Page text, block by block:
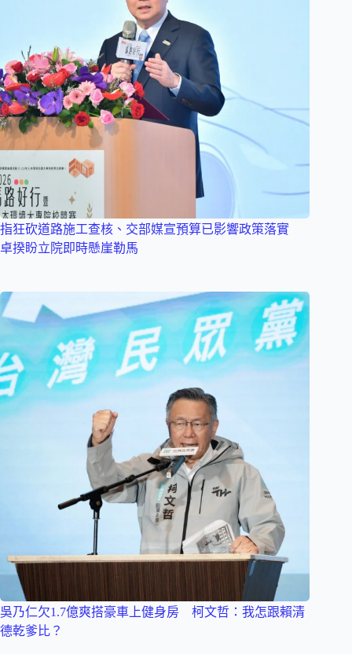
指狂砍道路施工查核、交部媒宣預算已影響政策落實
卓揆盼立院即時懸崖勒馬
吳乃仁欠1.7億爽搭豪車上健身房 柯文哲：我怎跟賴清
德乾爹比？